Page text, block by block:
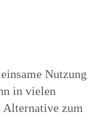
Nutzung
in vielen
zum